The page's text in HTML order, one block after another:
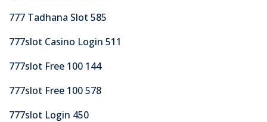
777 Tadhana Slot 585
777slot Casino Login 511
777slot Free 100 144
777slot Free 100 578
777slot Login 450